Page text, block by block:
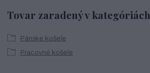
Tovar zaradený v kategóriách
Pánske košele
Pracovné košele